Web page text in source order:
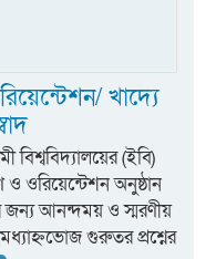
খাদ্যে
বিশ্ববিদ্যালয়ের (ইবি)
ওরিয়েন্টেশন অনুষ্ঠান
জন্য আনন্দময় ও স্মরণীয়
গুরুতর প্রশ্নের